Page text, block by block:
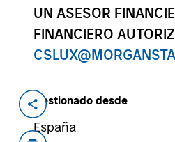
UN ASESOR
FINANCIERO
Gestionado desde
España